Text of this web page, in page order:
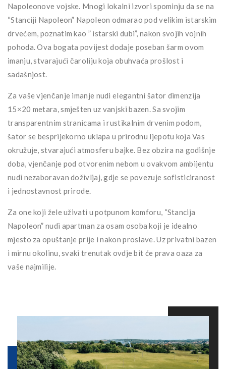
Napoleonove vojske. Mnogi lokalni izvori spominju da se na
“Stanciji Napoleon” Napoleon odmarao pod velikim istarskim
drvećem, poznatim kao ” istarski dubi”, nakon svojih vojnih
pohoda. Ova bogata povijest dodaje poseban šarm ovom
imanju, stvarajući čaroliju koja obuhvaća prošlost i
sadašnjost.
Za vaše vjenčanje imanje nudi elegantni šator dimenzija
15×20 metara, smješten uz vanjski bazen. Sa svojim
transparentnim stranicama i rustikalnim drvenim podom,
šator se besprijekorno uklapa u prirodnu ljepotu koja Vas
okružuje, stvarajući atmosferu bajke. Bez obzira na godišnje
doba, vjenčanje pod otvorenim nebom u ovakvom ambijentu
nudi nezaboravan doživljaj, gdje se povezuje sofisticiranost
i jednostavnost prirode.
Za one koji žele uživati u potpunom komforu, “Stancija
Napoleon” nudi apartman za osam osoba koji je idealno
mjesto za opuštanje prije i nakon proslave. Uz privatni bazen
i mirnu okolinu, svaki trenutak ovdje bit će prava oaza za
vaše najmilije.